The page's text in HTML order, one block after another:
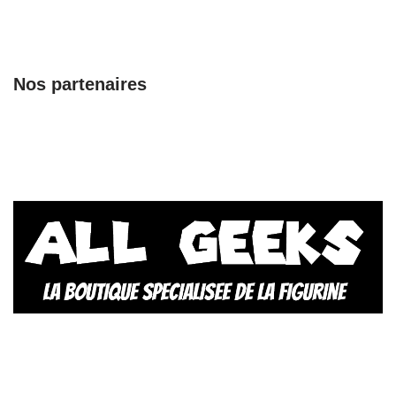
Nos partenaires